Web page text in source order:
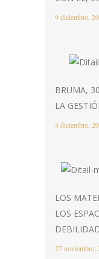
9 diciembre,
BRUMA,
LA
4 diciembre,
LOS
LOS
27 noviembre,